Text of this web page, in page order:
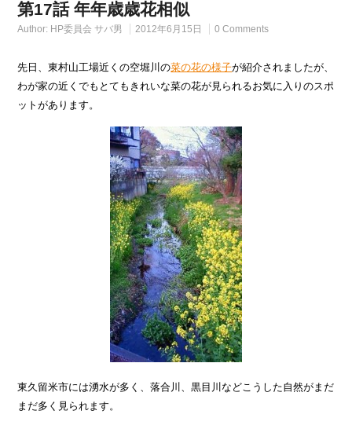
第17話 年年歳歳花相似
Author: HP委員会 サバ男 2012年6月15日 0 Comments
先日、東村山工場近くの空堀川の菜の花の様子が紹介されましたが、
わが家の近くでもとてもきれいな菜の花が見られるお気に入りのスポ
ットがあります。
東久留米市には湧水が多く、落合川、黒目川などこうした自然がまだ
まだ多く見られます。